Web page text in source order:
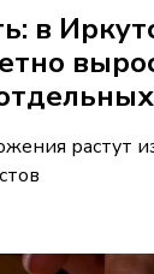
в
растут